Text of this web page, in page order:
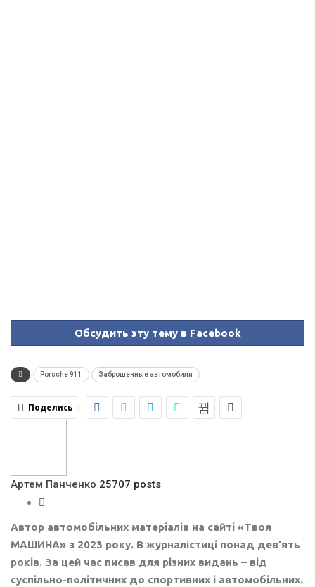
Обсудить эту тему в Facebook
Porsche 911 Заброшенные автомобили
Поделись
Артем Панченко 25707 posts
Автор автомобільних матеріалів на сайті «Твоя
МАШИНА» з 2023 року. В журналістиці понад дев’ять
років. За цей час писав для різних видань – від
суспільно-політичних до спортивних і автомобільних.